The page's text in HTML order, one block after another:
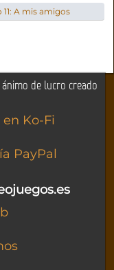
A mis amigos
de lucro creado
Ko-Fi
PayPal